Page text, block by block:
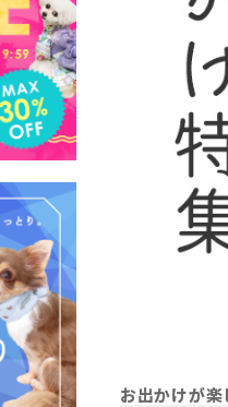
お出かけが楽